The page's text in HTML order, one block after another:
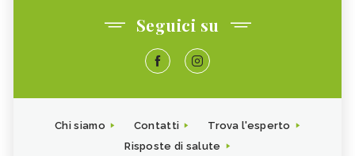
Seguici su
Chi siamo Contatti
Trova l'esperto
Risposte di salute